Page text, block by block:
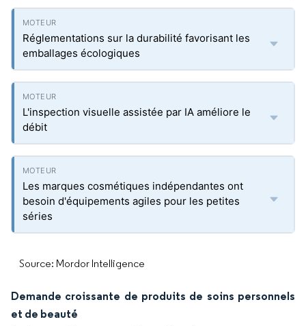
Réglementations sur la durabilité favorisant les
emballages écologiques
L'inspection visuelle assistée par IA améliore le
débit
Les marques cosmétiques indépendantes ont
besoin d'équipements agiles pour les petites
séries
Source: Mordor Intelligence
Demande croissante de produits de soins personnels
et de beauté